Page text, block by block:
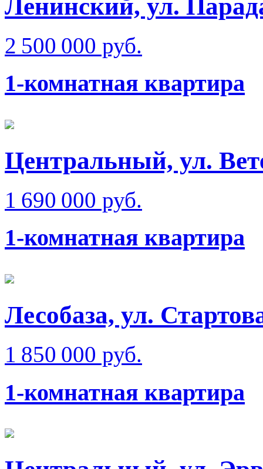
Ленинский, ул.
2 500 000 руб.
1-комнатная квартира
Центральный, ул.
1 690 000 руб.
1-комнатная квартира
Лесобаза, ул.
1 850 000 руб.
1-комнатная квартира